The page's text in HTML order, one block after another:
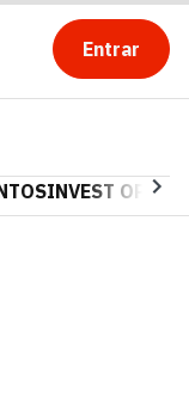
Entrar
INVEST OPINA